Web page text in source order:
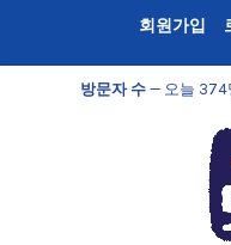
content
회원가입
방문자 수 — 오늘 374